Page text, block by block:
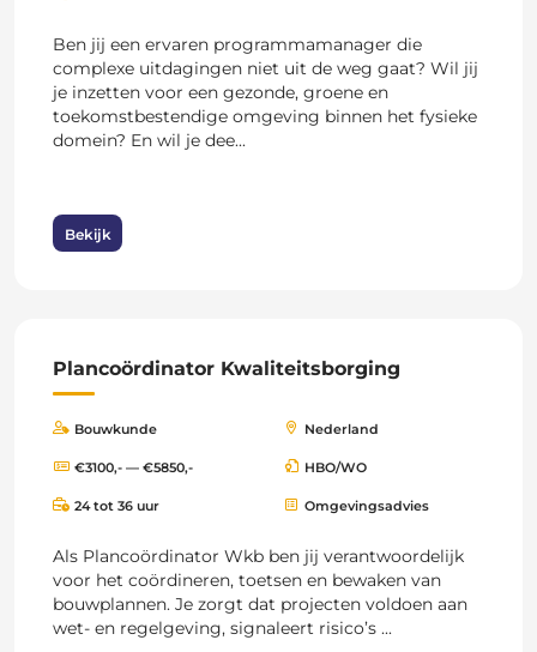
Ben jij een ervaren programmamanager die
complexe uitdagingen niet uit de weg gaat? Wil jij
je inzetten voor een gezonde, groene en
toekomstbestendige omgeving binnen het fysieke
domein? En wil je dee...
Bekijk
Plancoördinator Kwaliteitsborging
Bouwkunde Nederland
€3100,- — €5850,- HBO/WO
24 tot 36 uur Omgevingsadvies
Als Plancoördinator Wkb ben jij verantwoordelijk
voor het coördineren, toetsen en bewaken van
bouwplannen. Je zorgt dat projecten voldoen aan
wet- en regelgeving, signaleert risico’s ...